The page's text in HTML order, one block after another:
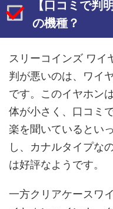
【口コミで判
の機種？
スリーコインズ ワイ
判が悪いのは、ワイ
です。このイヤホン
体が小さく、口コミ
楽を聞いているとい
し、カナルタイプな
は好評なようです。
一方クリアケースワ